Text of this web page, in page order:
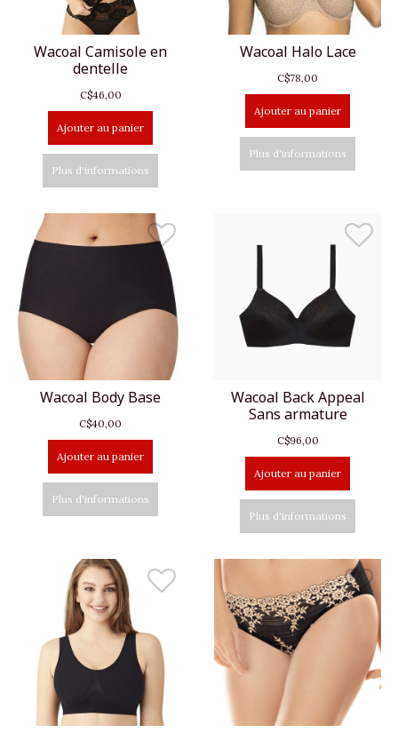
Wacoal Camisole en
dentelle
C$46,00
Ajouter au panier
Plus d'informations
Wacoal Halo Lace
C$78,00
Ajouter au panier
Plus d'informations
Wacoal Body Base
C$40,00
Ajouter au panier
Plus d'informations
Wacoal Back Appeal
Sans armature
C$96,00
Ajouter au panier
Plus d'informations